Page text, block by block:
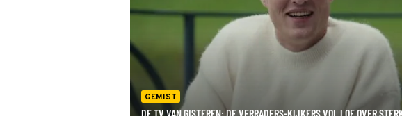
GEMIST
DE TV VAN GISTEREN: DE VERRADERS-KIJKERS VOL LOF OVER